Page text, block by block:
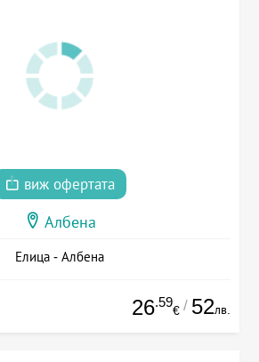
виж офертата
Албена
Елица - Албена
26.59
€ / 52лв.